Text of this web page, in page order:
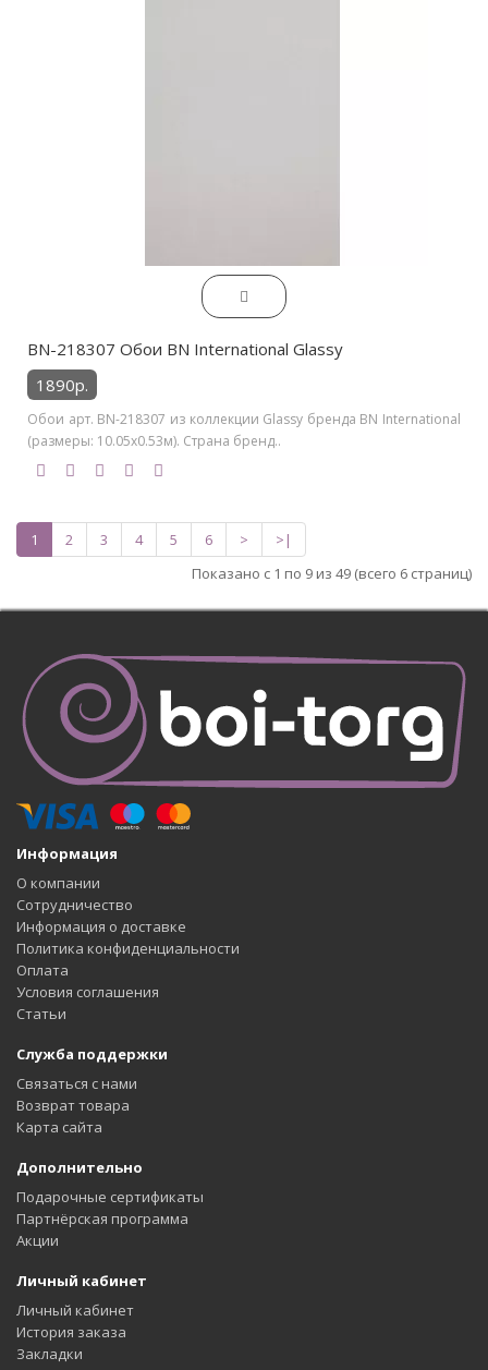
BN-218307 Обои BN International Glassy
1890р.
Обои арт. BN-218307 из коллекции Glassy бренда BN International
(размеры: 10.05х0.53м). Страна бренд..
1 2 3 4 5 6 >
>|
Показано с 1 по 9 из 49 (всего 6 страниц)
Информация
О компании
Сотрудничество
Информация о доставке
Политика конфиденциальности
Оплата
Условия соглашения
Статьи
Служба поддержки
Связаться с нами
Возврат товара
Карта сайта
Дополнительно
Подарочные сертификаты
Партнёрская программа
Акции
Личный кабинет
Личный кабинет
История заказа
Закладки